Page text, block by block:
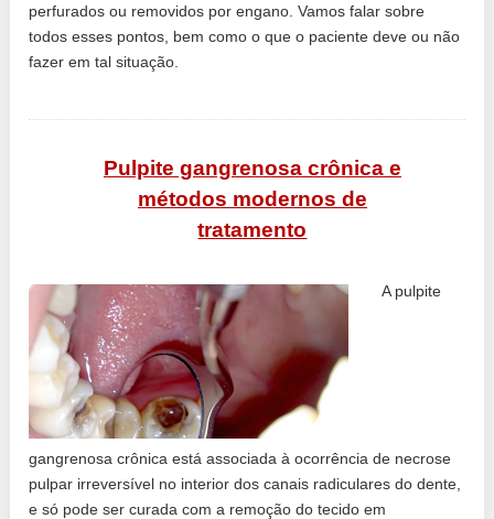
perfurados ou removidos por engano. Vamos falar sobre
todos esses pontos, bem como o que o paciente deve ou não
fazer em tal situação.
Pulpite gangrenosa crônica e
métodos modernos de
tratamento
A pulpite
gangrenosa crônica está associada à ocorrência de necrose
pulpar irreversível no interior dos canais radiculares do dente,
e só pode ser curada com a remoção do tecido em